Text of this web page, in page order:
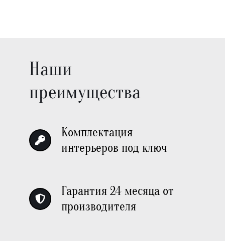
Наши
преимущества
Комплектация
интерьеров под ключ
Гарантия 24 месяца от
производителя